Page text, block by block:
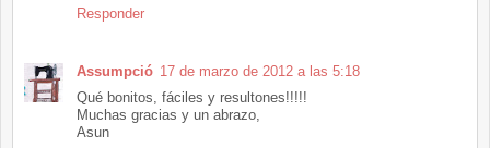
Responder
Assumpció 17 de marzo de 2012 a las 5:18
Qué bonitos, fáciles y resultones!!!!!
Muchas gracias y un abrazo,
Asun